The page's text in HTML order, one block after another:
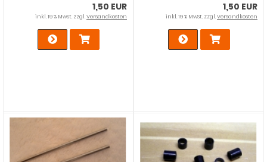
1,50 EUR
inkl. 19 % MwSt. zzgl.Versandkosten
1,50 EUR
inkl. 19 % MwSt. zzgl.Versandkosten